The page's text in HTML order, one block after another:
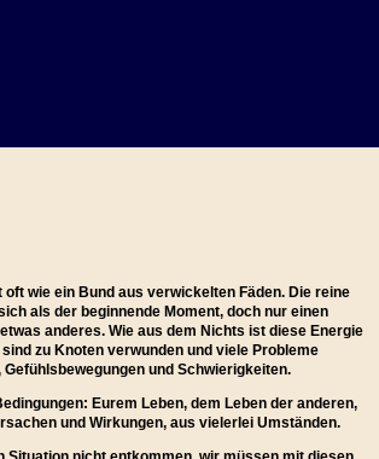
wie ein Bund aus verwickelten Fäden. Die reine
als der beginnende Moment, doch nur einen
anderes. Wie aus dem Nichts ist diese Energie
zu Knoten verwunden und viele Probleme
und Schwierigkeiten.
Eurem Leben, dem Leben der anderen,
und Wirkungen, aus vielerlei Umständen.